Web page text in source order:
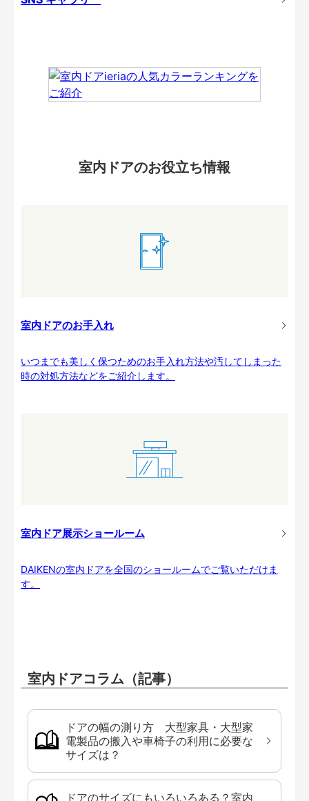
室内ドアのお役立ち情報
室内ドアのお手入れ
いつまでも美しく保つためのお手入れ方法や汚してしまった
時の対処方法などをご紹介します。
室内ドア展示ショールーム
DAIKENの室内ドアを全国のショールームでご覧いただけま
す。
室内ドアコラム（記事）
ドアの幅の測り方 大型家具・大型家
電製品の搬入や車椅子の利用に必要な
サイズは？
ドアのサイズにもいろいろある？室内